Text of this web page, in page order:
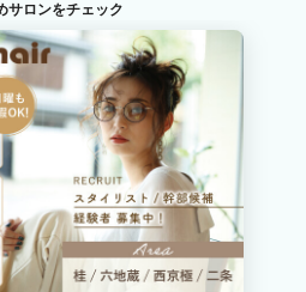
町村を選択
美容師アシスタント
サロンをチェック